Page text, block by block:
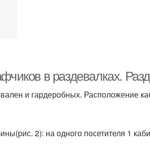
в раздевалках.
и гардеробных. Расположение
2): на одного посетителя 1